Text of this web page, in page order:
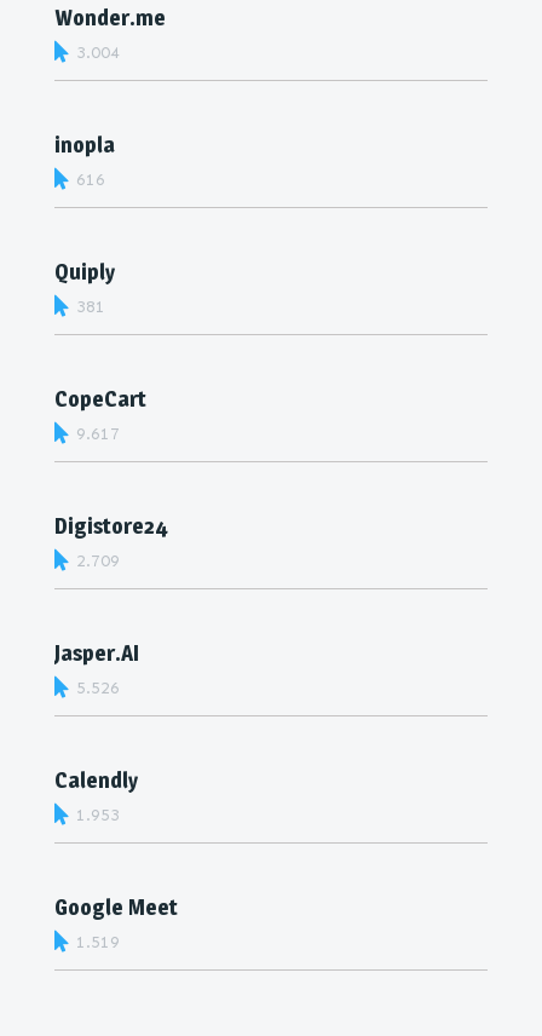
Wonder.me
3.004
inopla
616
Quiply
381
CopeCart
9.617
Digistore24
2.709
Jasper.AI
5.526
Calendly
1.953
Google Meet
1.519